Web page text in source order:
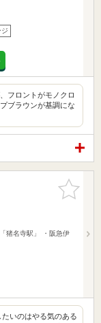
フロントがモノクロ
ブラウンが基調にな
お気に入
りに追加
猪名寺駅」 ・阪急伊
いのはやる気のある